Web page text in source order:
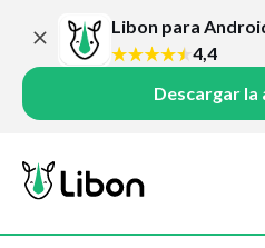
Libon para
4,4
Descargar la